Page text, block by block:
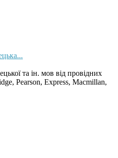
та ін. мов від провідних
Pearson, Express, Macmillan,